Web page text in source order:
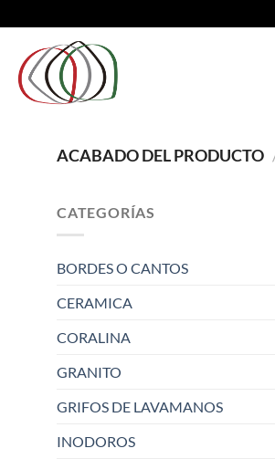
al
contenido
ACABADO DEL PRODUCTO
CATEGORÍAS
BORDES O CANTOS
CERAMICA
CORALINA
GRANITO
GRIFOS DE LAVAMANOS
INODOROS